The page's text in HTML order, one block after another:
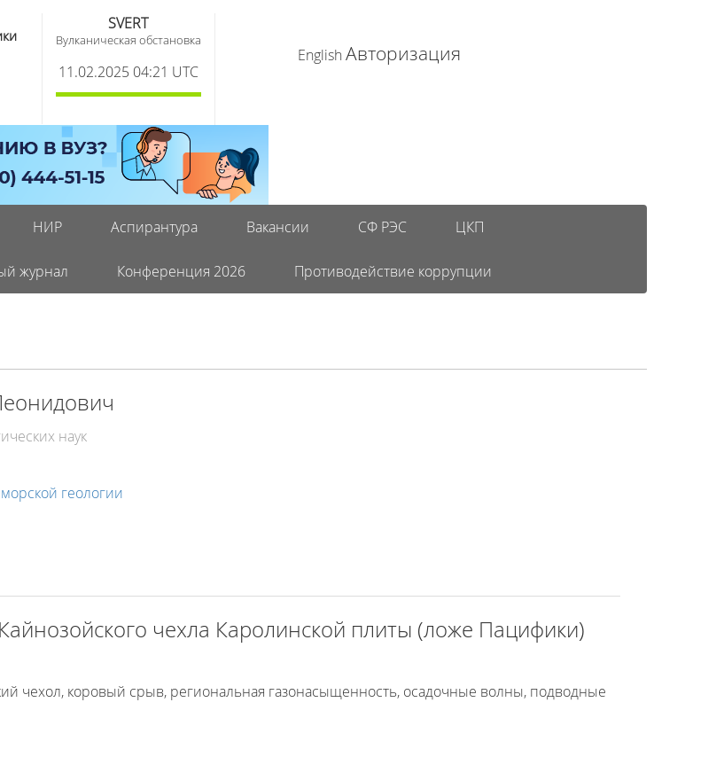
SVERT
Вулканическая обстановка
11.02.2025 04:21 UTC
English Авторизация
НИР Аспирантура Вакансии СФ РЭС ЦКП
журнал Конференция 2026 Противодействие коррупции
наук
геологии
чехла Каролинской плиты (ложе Пацифики)
чехол, коровый срыв, региональная газонасыщенность, осадочные волны, подводные